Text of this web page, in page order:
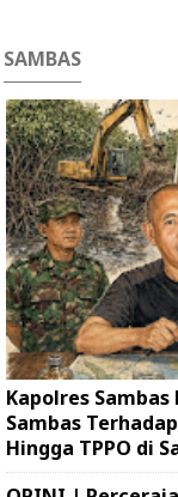
SAMBAS
Kapolres
Sambas
Hingga TPPO di